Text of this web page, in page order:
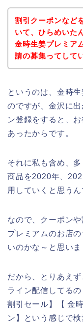
割引クーポンなど
いて、ひらめいた
金時生姜プレミア
請の募集ってして
というのは、金時
のですが、金沢に
ン登録をすると、
あったからです。
それに私も含め、
商品を2020年、
用していくと思う
なので、クーポン
プレミアムのお店
いのかな～と思いま
だから、とりあえ
ライン配信してる
割引セール】【 金
ン】という感じで